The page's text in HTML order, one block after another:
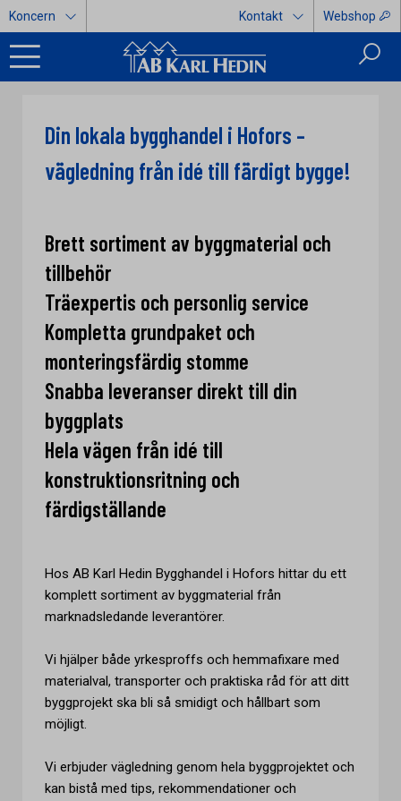
Koncern Kontakt Webshop
Din lokala bygghandel i Hofors –
vägledning från idé till färdigt bygge!
Brett sortiment av byggmaterial och
tillbehör
Träexpertis och personlig service
Kompletta grundpaket och
monteringsfärdig stomme
Snabba leveranser direkt till din
byggplats
Hela vägen från idé till
konstruktionsritning och
färdigställande
Hos AB Karl Hedin Bygghandel i Hofors hittar du ett
komplett sortiment av byggmaterial från
marknadsledande leverantörer.
Vi hjälper både yrkesproffs och hemmafixare med
materialval, transporter och praktiska råd för att ditt
byggprojekt ska bli så smidigt och hållbart som
möjligt.
Vi erbjuder vägledning genom hela byggprojektet och
kan bistå med tips, rekommendationer och